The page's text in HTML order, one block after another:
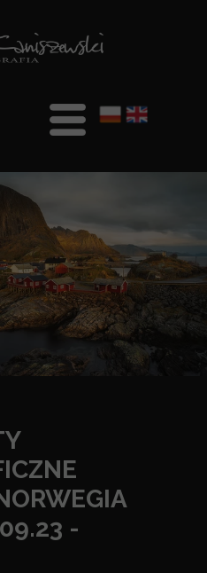
Blog
Galeria
Krajobraz
Portret
Architektura
Inne
Wydruki
-